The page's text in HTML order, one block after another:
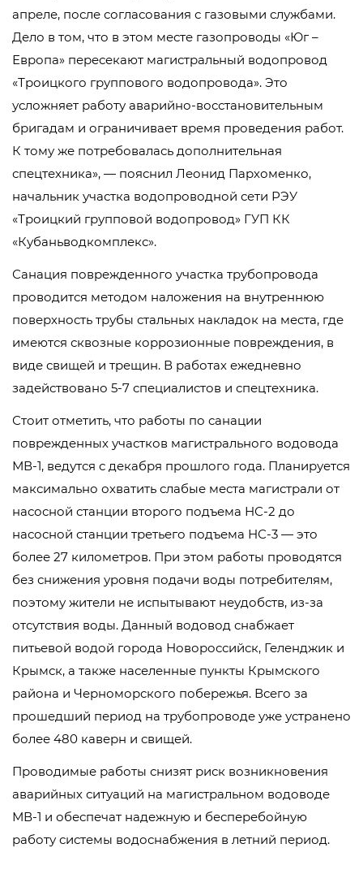
апреле, после согласования с газовыми службами.
Дело в том, что в этом месте газопроводы «Юг –
Европа» пересекают магистральный водопровод
«Троицкого группового водопровода». Это
усложняет работу аварийно-восстановительным
бригадам и ограничивает время проведения работ.
К тому же потребовалась дополнительная
спецтехника», — пояснил Леонид Пархоменко,
начальник участка водопроводной сети РЭУ
«Троицкий групповой водопровод» ГУП КК
«Кубаньводкомплекс».
Санация поврежденного участка трубопровода
проводится методом наложения на внутреннюю
поверхность трубы стальных накладок на места, где
имеются сквозные коррозионные повреждения, в
виде свищей и трещин. В работах ежедневно
задействовано 5-7 специалистов и спецтехника.
Стоит отметить, что работы по санации
поврежденных участков магистрального водовода
МВ-1, ведутся с декабря прошлого года. Планируется
максимально охватить слабые места магистрали от
насосной станции второго подъема НС-2 до
насосной станции третьего подъема НС-3 — это
более 27 километров. При этом работы проводятся
без снижения уровня подачи воды потребителям,
поэтому жители не испытывают неудобств, из-за
отсутствия воды. Данный водовод снабжает
питьевой водой города Новороссийск, Геленджик и
Крымск, а также населенные пункты Крымского
района и Черноморского побережья. Всего за
прошедший период на трубопроводе уже устранено
более 480 каверн и свищей.
Проводимые работы снизят риск возникновения
аварийных ситуаций на магистральном водоводе
МВ-1 и обеспечат надежную и бесперебойную
работу системы водоснабжения в летний период.